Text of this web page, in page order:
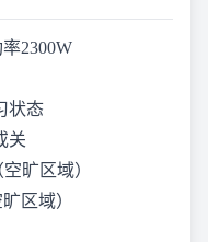
2300W
状态
关
旷区域）
区域）